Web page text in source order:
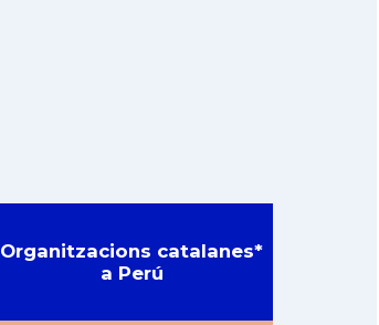
Organitzacions catalanes*
a Perú